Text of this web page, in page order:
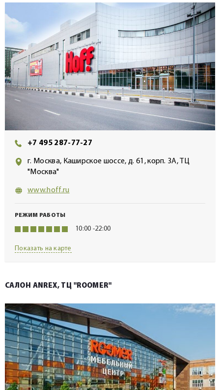
+7 495 287-77-27
г. Москва, Каширское шоссе, д. 61, корп. 3А, ТЦ
"Москва"
www.hoff.ru
РЕЖИМ РАБОТЫ
10:00 -22:00
Показать на карте
САЛОН ANREX, ТЦ "ROOMER"